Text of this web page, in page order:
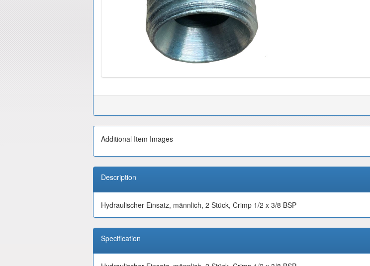
Additional Item Images
Description
Hydraulischer Einsatz, männlich, 2 Stück, Crimp 1/2 x 3/8 BSP
Specification